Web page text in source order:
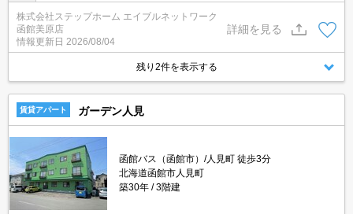
株式会社ステップホーム エイブルネットワーク
函館美原店
情報更新日 2026/08/04
詳細を見る
残り2件を表示する
賃貸アパート ガーデン人見
函館バス（函館市）/人見町 徒歩3分
北海道函館市人見町
築30年
3階建